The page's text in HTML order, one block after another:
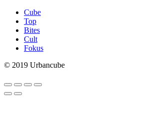
Cube
Top
Bites
Cult
Fokus
© 2019 Urbancube